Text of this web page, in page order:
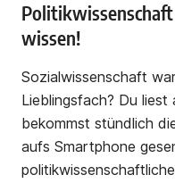
wissen!
Sozialwissenschaft
Lieblingsfach? Du liest
bekommst stündlich
aufs Smartphone